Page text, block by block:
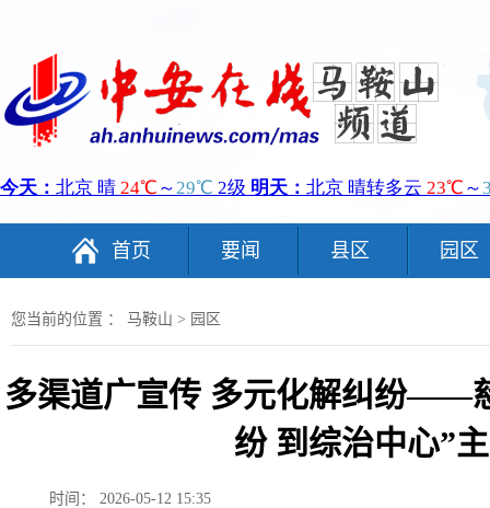
首页 要闻 县区 园区
您当前的位置 ： 马鞍山 > 园区
多渠道广宣传 多元化解纠纷——
纷 到综治中心”
时间： 2026-05-12 15:35